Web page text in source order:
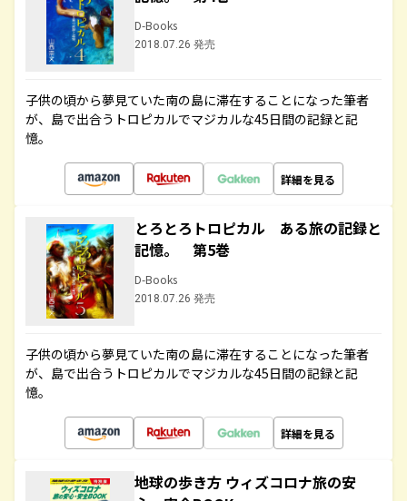
D-Books
2018.07.26 発売
子供の頃から夢見ていた南の島に滞在することになった筆者
が、島で出合うトロピカルでマジカルな45日間の記録と記
憶。
詳細を見る
とろとろトロピカル ある旅の記録と
記憶。 第5巻
D-Books
2018.07.26 発売
子供の頃から夢見ていた南の島に滞在することになった筆者
が、島で出合うトロピカルでマジカルな45日間の記録と記
憶。
詳細を見る
地球の歩き方 ウィズコロナ旅の安